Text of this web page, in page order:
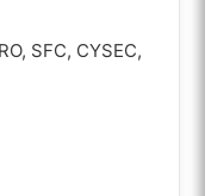
SFC, CYSEC,